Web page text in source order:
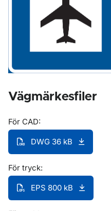
Vägmärkesfiler
För CAD:
DWG 36 kB
För tryck:
EPS 800 kB